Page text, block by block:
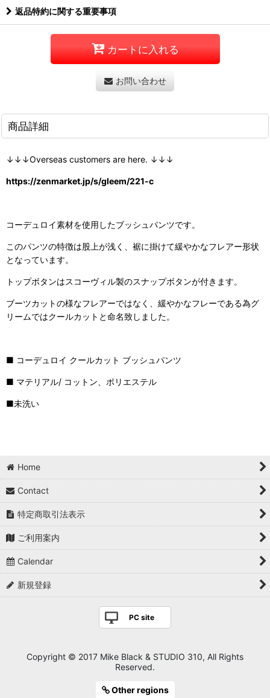
返品特約に関する重要事項
カートに入れる
お問い合わせ
商品詳細
↓↓↓Overseas customers are here. ↓↓↓
https://zenmarket.jp/s/gleem/221-c
コーデュロイ素材を使用したブッシュパンツです。
このパンツの特徴は股上が浅く、裾に掛けて緩やかなフレアー形状
となっています。
トップボタンはスコーヴィル製のスナップボタンが付きます。
ブーツカットの様なフレアーではなく、緩やかなフレーである為グ
リームではクールカットと命名致しました。
■ コーデュロイ クールカット ブッシュパンツ
■ マテリアル/ コットン、ポリエステル
■未洗い
Home
Contact
特定商取引法表示
ご利用案内
Calendar
新規登録
PC site
Copyright © 2017 Mike Black & STUDIO 310, All Rights
Reserved.
Other regions